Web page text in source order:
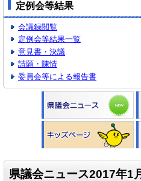
定例会等結果
会議録閲覧
定例会等結果一覧
意見書・決議
請願・陳情
委員会等による報告書
県議会ニュース2017年1